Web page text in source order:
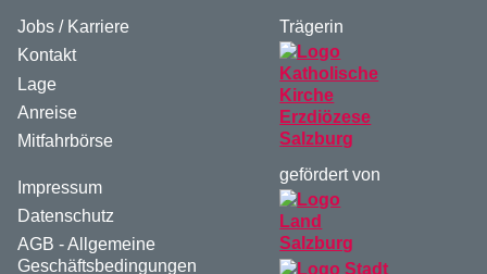
Jobs / Karriere
Kontakt
Lage
Anreise
Mitfahrbörse
Impressum
Datenschutz
AGB - Allgemeine
Geschäftsbedingungen
Trägerin
gefördert von